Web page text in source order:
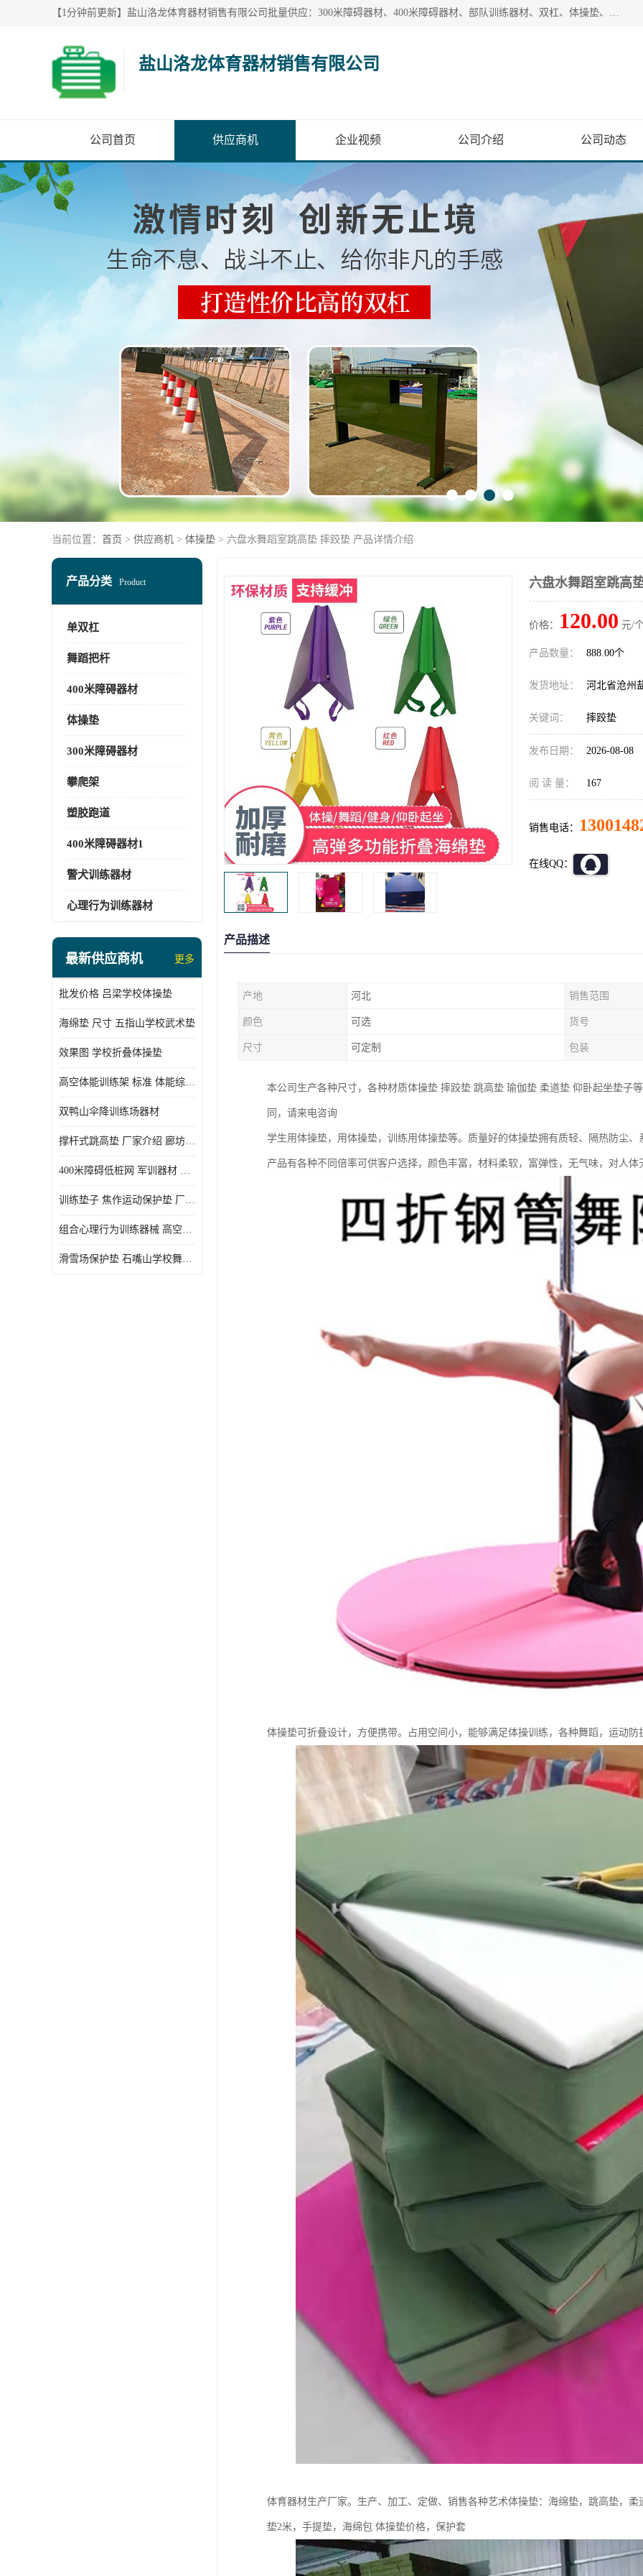
【1分钟前更新】盐山洛龙体育器材销售有限公司批量供应：300米障碍器材、400米障碍器材、部队训练器材、双杠、体操垫、舞蹈把杆等产品。盐山洛龙体育器材销售有限公司经过多年的发展，集研发，生产，销售，售后服务为一体. 奉行“质量，信誉，服务”的宗旨，以开拓创新的精神和真诚守信的态度积极进取。
盐山洛龙体育器材销售有限公司
公司首页 供应商机 企业视频 公司介绍 公司动态
当前位置： 首页 > 供应商机 > 体操垫 > 六盘水舞蹈室跳高垫 摔跤垫 产品详情介绍
产品分类 Product
单双杠
舞蹈把杆
400米障碍器材
体操垫
300米障碍器材
攀爬架
塑胶跑道
400米障碍器材1
警犬训练器材
心理行为训练器材
最新供应商机 更多
批发价格 吕梁学校体操垫
海绵垫 尺寸 五指山学校武术垫
效果图 学校折叠体操垫
高空体能训练架 标准 体能综合训练架
双鸭山伞降训练场器材
撑杆式跳高垫 厂家介绍 廊坊舞蹈室体操垫
400米障碍低桩网 军训器材 厂家实物图
训练垫子 焦作运动保护垫 厂家销售
组合心理行为训练器械 高空拓展训练架 守信厂家
滑雪场保护垫 石嘴山学校舞蹈垫
六盘水舞蹈室跳高
价格： 120.00 元/
产品数量： 888.00个
发货地址： 河北省沧州
关键词： 摔跤垫
发布日期： 2026-08-08
阅 读 量： 167
销售电话：
在线QQ：
产品描述
产地 河北 销售范围
颜色 可选 货号
尺寸 可定制 包装
本公司生产各种尺寸，各种材质体操垫 摔跤垫 跳高垫 瑜伽垫 柔道垫 仰卧起坐垫子
同，请来电咨询
学生用体操垫，用体操垫，训练用体操垫等。质量好的体操垫拥有质轻、隔热防尘
产品有各种不同倍率可供客户选择，颜色丰富，材料柔软，富弹性，无气味，对人体
体操垫可折叠设计，方便携带。占用空间小，能够满足体操训练，各种舞蹈，运动防
体育器材生产厂家。生产、加工、定做、销售各种艺术体操垫：海绵垫，跳高垫，
垫2米，手提垫，海绵包 体操垫价格，保护套